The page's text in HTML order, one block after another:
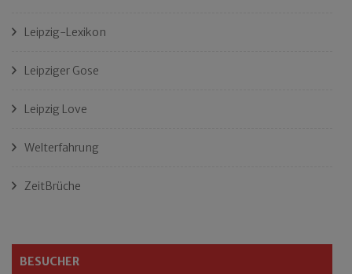
Leipzig-Lexikon
Leipziger Gose
Leipzig Love
Welterfahrung
ZeitBrüche
BESUCHER